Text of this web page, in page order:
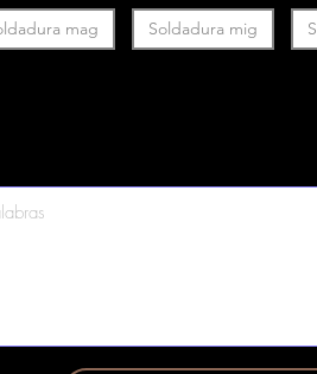
mag Soldadura mig